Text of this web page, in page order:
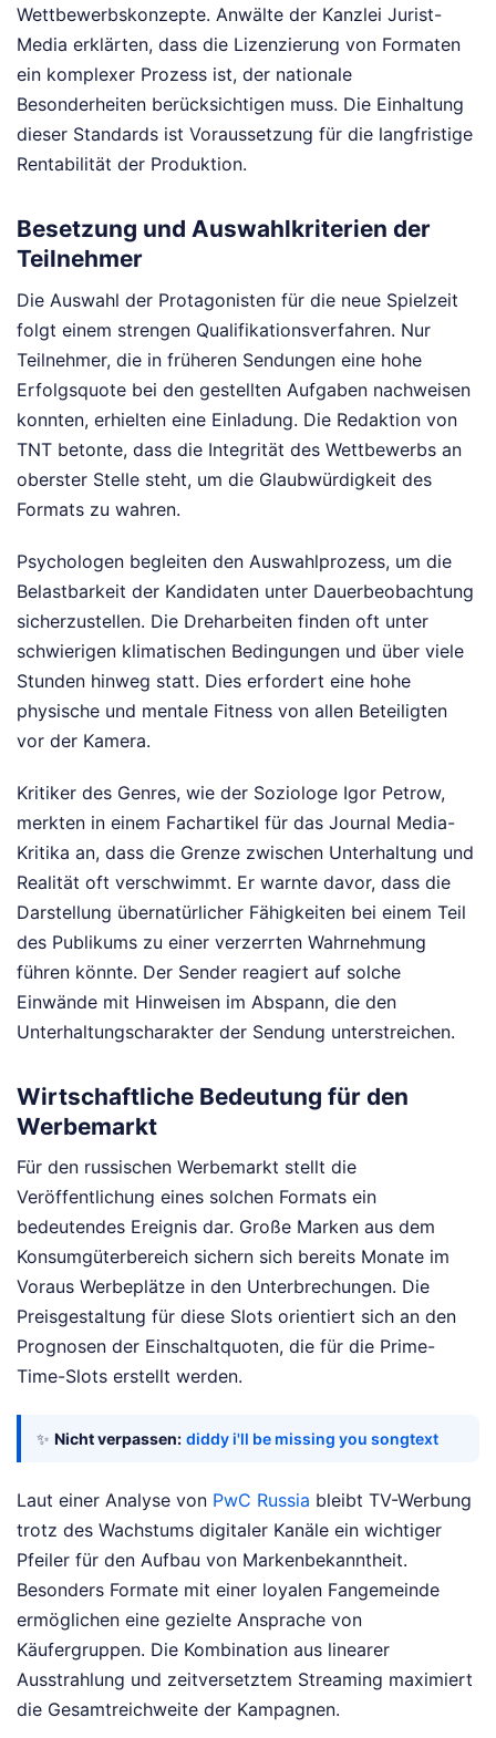
Wettbewerbskonzepte. Anwälte der Kanzlei Jurist-
Media erklärten, dass die Lizenzierung von Formaten
ein komplexer Prozess ist, der nationale
Besonderheiten berücksichtigen muss. Die Einhaltung
dieser Standards ist Voraussetzung für die langfristige
Rentabilität der Produktion.
Besetzung und Auswahlkriterien der
Teilnehmer
Die Auswahl der Protagonisten für die neue Spielzeit
folgt einem strengen Qualifikationsverfahren. Nur
Teilnehmer, die in früheren Sendungen eine hohe
Erfolgsquote bei den gestellten Aufgaben nachweisen
konnten, erhielten eine Einladung. Die Redaktion von
TNT betonte, dass die Integrität des Wettbewerbs an
oberster Stelle steht, um die Glaubwürdigkeit des
Formats zu wahren.
Psychologen begleiten den Auswahlprozess, um die
Belastbarkeit der Kandidaten unter Dauerbeobachtung
sicherzustellen. Die Dreharbeiten finden oft unter
schwierigen klimatischen Bedingungen und über viele
Stunden hinweg statt. Dies erfordert eine hohe
physische und mentale Fitness von allen Beteiligten
vor der Kamera.
Kritiker des Genres, wie der Soziologe Igor Petrow,
merkten in einem Fachartikel für das Journal Media-
Kritika an, dass die Grenze zwischen Unterhaltung und
Realität oft verschwimmt. Er warnte davor, dass die
Darstellung übernatürlicher Fähigkeiten bei einem Teil
des Publikums zu einer verzerrten Wahrnehmung
führen könnte. Der Sender reagiert auf solche
Einwände mit Hinweisen im Abspann, die den
Unterhaltungscharakter der Sendung unterstreichen.
Wirtschaftliche Bedeutung für den
Werbemarkt
Für den russischen Werbemarkt stellt die
Veröffentlichung eines solchen Formats ein
bedeutendes Ereignis dar. Große Marken aus dem
Konsumgüterbereich sichern sich bereits Monate im
Voraus Werbeplätze in den Unterbrechungen. Die
Preisgestaltung für diese Slots orientiert sich an den
Prognosen der Einschaltquoten, die für die Prime-
Time-Slots erstellt werden.
✨ Nicht verpassen: diddy i'll be missing you songtext
Laut einer Analyse von PwC Russia bleibt TV-Werbung
trotz des Wachstums digitaler Kanäle ein wichtiger
Pfeiler für den Aufbau von Markenbekanntheit.
Besonders Formate mit einer loyalen Fangemeinde
ermöglichen eine gezielte Ansprache von
Käufergruppen. Die Kombination aus linearer
Ausstrahlung und zeitversetztem Streaming maximiert
die Gesamtreichweite der Kampagnen.